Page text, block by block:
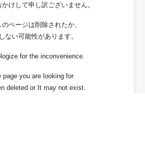
かけして申し訳ございません。
のページは削除されたか、
ない可能性があります。
for the inconvenience.
page you are looking for
deleted or It may not exist.